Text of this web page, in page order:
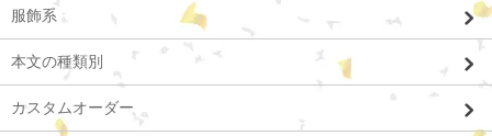
服飾系
本文の種類別
カスタムオーダー